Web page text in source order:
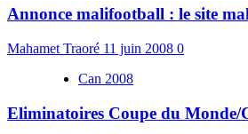
Annonce malifootball : le site
Mahamet Traoré 11 juin 2008 0
Can 2008
Eliminatoires Coupe du Monde/